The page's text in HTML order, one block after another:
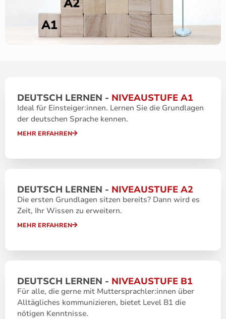
DEUTSCH LERNEN - NIVEAUSTUFE A1
Ideal für Einsteiger:innen. Lernen Sie die Grundlagen
der deutschen Sprache kennen.
MEHR ERFAHREN
DEUTSCH LERNEN - NIVEAUSTUFE A2
Die ersten Grundlagen sitzen bereits? Dann wird es
Zeit, Ihr Wissen zu erweitern.
MEHR ERFAHREN
DEUTSCH LERNEN - NIVEAUSTUFE B1
Für alle, die gerne mit Muttersprachler:innen über
Alltägliches kommunizieren, bietet Level B1 die
nötigen Kenntnisse.